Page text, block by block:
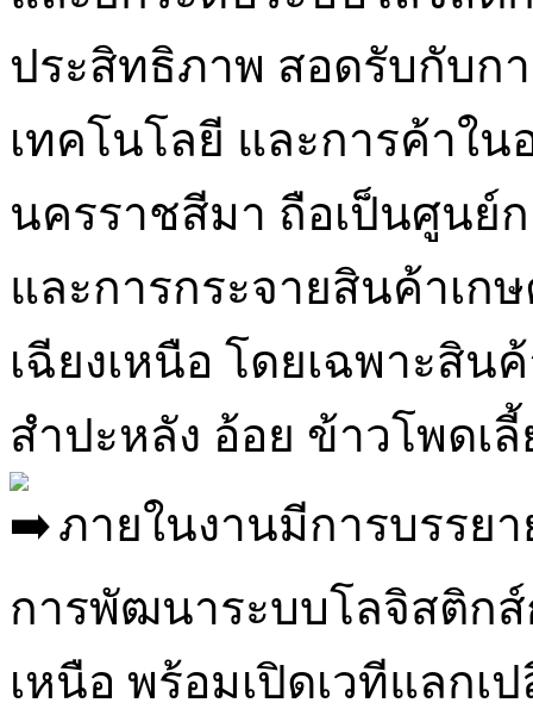
ประสิทธิภาพ สอดรับกับก
เทคโนโลยี และการค้าใ
นครราชสีมา ถือเป็นศูนย์
และการกระจายสินค้าเ
เฉียงเหนือ โดยเฉพาะสิ
สำปะหลัง อ้อย ข้าวโพดเ
ภายในงานมีการบรรย
การพัฒนาระบบโลจิสติกส์
เหนือ พร้อมเปิดเวทีแลกเ